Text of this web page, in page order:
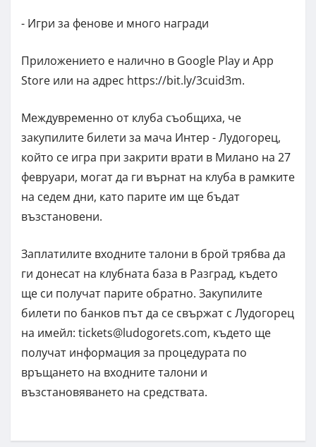
- Игри за фенове и много награди
Приложението е налично в Google Play и App
Store или на адрес https://bit.ly/3cuid3m.
Междувременно от клуба съобщиха, че
закупилите билети за мача Интер - Лудогорец,
който се игра при закрити врати в Милано на 27
февруари, могат да ги върнат на клуба в рамките
на седем дни, като парите им ще бъдат
възстановени.
Заплатилите входните талони в брой трябва да
ги донесат на клубната база в Разград, където
ще си получат парите обратно. Закупилите
билети по банков път да се свържат с Лудогорец
на имейл: tickets@ludogorets.com, където ще
получат информация за процедурата по
връщането на входните талони и
възстановяването на средствата.